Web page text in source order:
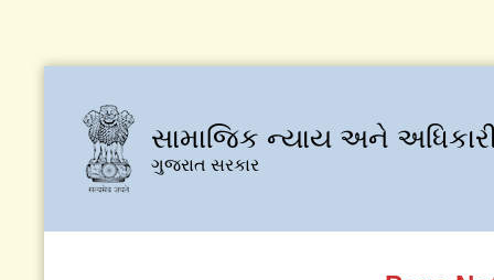
સામાજિક ન્યાય અને
ગુજરાત સરકાર